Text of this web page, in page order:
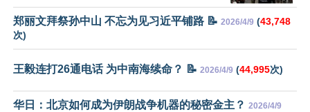
郑丽文拜祭孙中山 不忘为见习近平铺路 📝 2026/4/9 (43,748
次)
王毅连打26通电话 为中南海续命？ 📝 2026/4/9 (44,995次)
华日：北京如何成为伊朗战争机器的秘密金主？ 2026/4/9